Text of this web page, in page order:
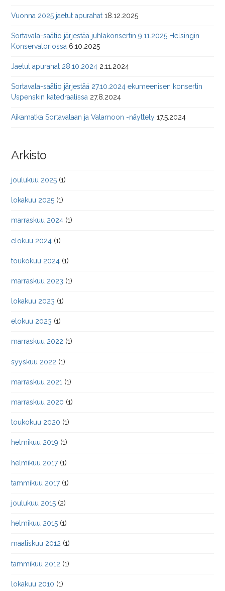
Vuonna 2025 jaetut apurahat 18.12.2025
Sortavala-säätiö järjestää juhlakonsertin 9.11.2025 Helsingin
Konservatoriossa 6.10.2025
Jaetut apurahat 28.10.2024 2.11.2024
Sortavala-säätiö järjestää 27.10.2024 ekumeenisen konsertin
Uspenskin katedraalissa 27.8.2024
Aikamatka Sortavalaan ja Valamoon -näyttely 17.5.2024
Arkisto
joulukuu 2025 (1)
lokakuu 2025 (1)
marraskuu 2024 (1)
elokuu 2024 (1)
toukokuu 2024 (1)
marraskuu 2023 (1)
lokakuu 2023 (1)
elokuu 2023 (1)
marraskuu 2022 (1)
syyskuu 2022 (1)
marraskuu 2021 (1)
marraskuu 2020 (1)
toukokuu 2020 (1)
helmikuu 2019 (1)
helmikuu 2017(1)
tammikuu 2017(1)
joulukuu 2015 (2)
helmikuu 2015 (1)
maaliskuu 2012 (1)
tammikuu 2012 (1)
lokakuu 2010 (1)